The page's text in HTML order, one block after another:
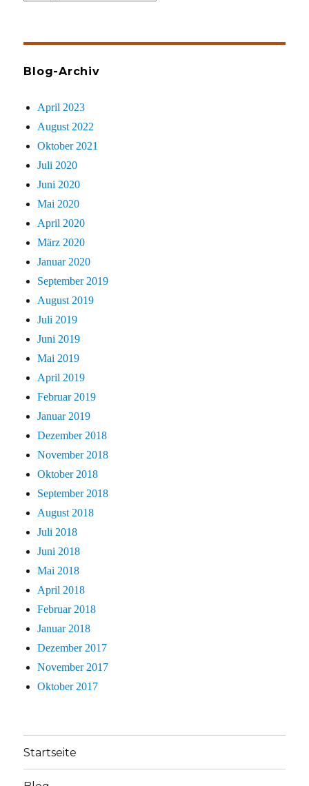
Blog-Archiv
April 2023
August 2022
Oktober 2021
Juli 2020
Juni 2020
Mai 2020
April 2020
März 2020
Januar 2020
September 2019
August 2019
Juli 2019
Juni 2019
Mai 2019
April 2019
Februar 2019
Januar 2019
Dezember 2018
November 2018
Oktober 2018
September 2018
August 2018
Juli 2018
Juni 2018
Mai 2018
April 2018
Februar 2018
Januar 2018
Dezember 2017
November 2017
Oktober 2017
Startseite